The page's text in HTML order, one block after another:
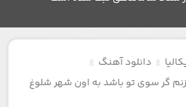
دانلود آهنگ
گر سوی تو باشد به اون شهر شلوغ